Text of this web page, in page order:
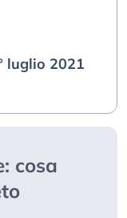
luglio 2021
cosa